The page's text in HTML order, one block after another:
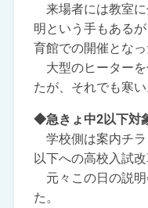
来場者には教室に
明という手もある
育館での開催となっ
大型のヒーターを
たが、それでも寒い
◆急きょ中2以下対
学校側は案内チラ
以下への高校入試
元々この日の説明
た。